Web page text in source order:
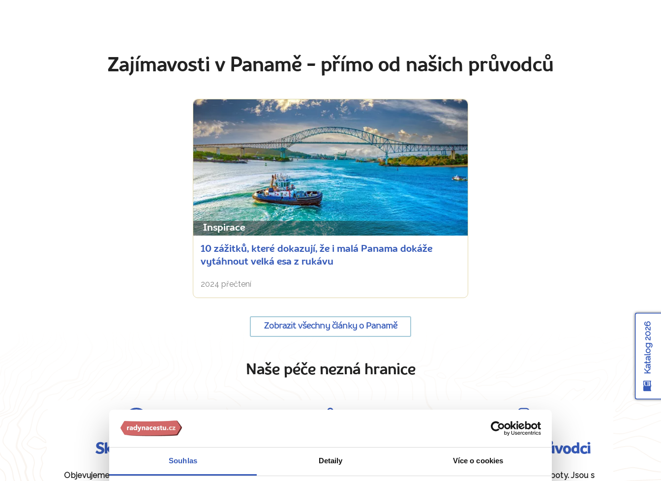
Souhlas Detaily Více o cookies
Zajímavosti v Panamě - přímo od našich průvodců
Inspirace
10 zážitků, které dokazují, že i malá Panama dokáže
vytáhnout velká esa z rukávu
2024 přečtení
Zobrazit všechny články o Panamě
Naše péče nezná hranice
Skryté perly
Objevujeme pro vás unikátní místa bez
Žádná masovka
Na zájezd bereme maximálně 15 osob
Fundovaní průvodci
Daná místa znají jako své boty. Jsou s
Katalog 2026